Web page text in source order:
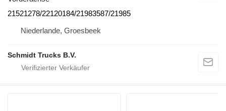
21521278/22120184/21983587/21985
Niederlande, Groesbeek
Schmidt Trucks B.V.